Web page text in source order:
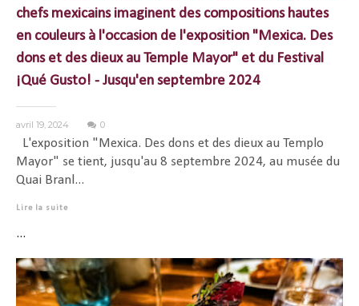
chefs mexicains imaginent des compositions hautes
en couleurs à l'occasion de l'exposition "Mexica. Des
dons et des dieux au Temple Mayor" et du Festival
¡Qué Gusto! - Jusqu'en septembre 2024
avril 19, 2024 0
L'exposition "Mexica. Des dons et des dieux au Templo
Mayor" se tient, jusqu'au 8 septembre 2024, au musée du
Quai Branl...
Lire la suite
...